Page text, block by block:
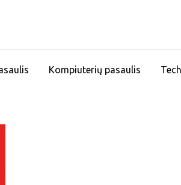
Kompiuterių pasaulis